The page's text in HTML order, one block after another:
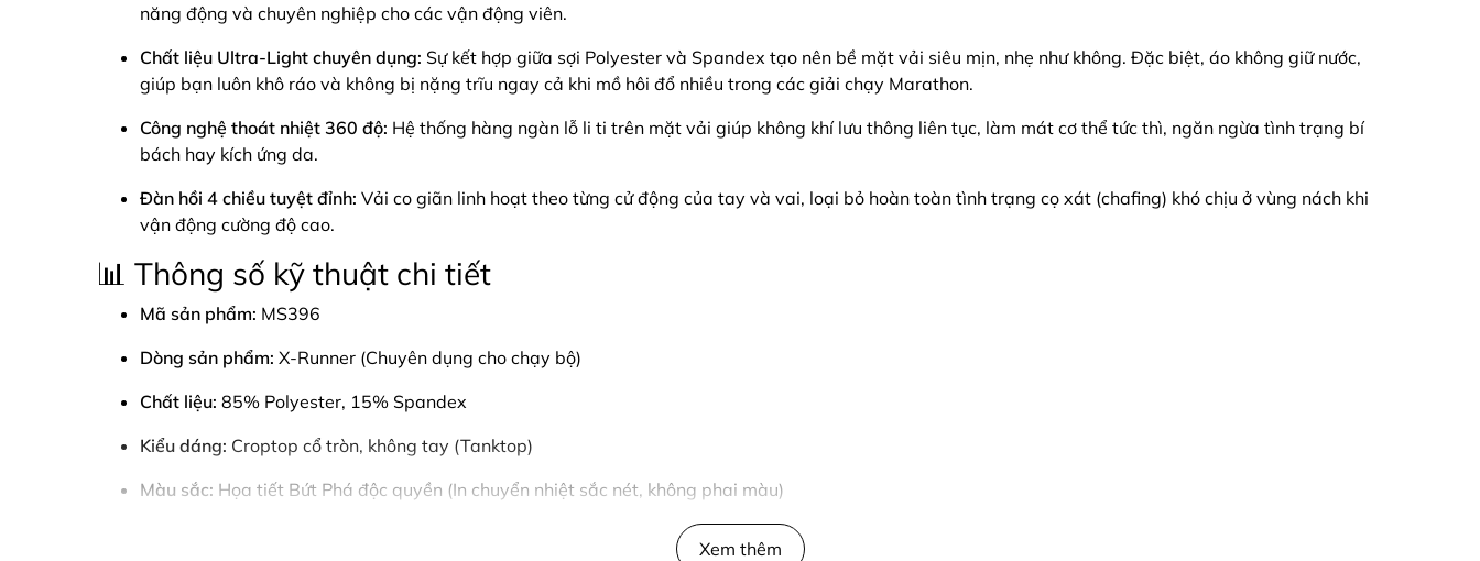
năng động và chuyên nghiệp cho các vận động viên.
Chất liệu Ultra-Light chuyên dụng: Sự kết hợp giữa sợi Polyester và Spandex tạo nên bề mặt vải siêu mịn, nhẹ như không. Đặc biệt, áo không giữ nước,
giúp bạn luôn khô ráo và không bị nặng trĩu ngay cả khi mồ hôi đổ nhiều trong các giải chạy Marathon.
Công nghệ thoát nhiệt 360 độ: Hệ thống hàng ngàn lỗ li ti trên mặt vải giúp không khí lưu thông liên tục, làm mát cơ thể tức thì, ngăn ngừa tình trạng bí
bách hay kích ứng da.
Đàn hồi 4 chiều tuyệt đỉnh: Vải co giãn linh hoạt theo từng cử động của tay và vai, loại bỏ hoàn toàn tình trạng cọ xát (chafing) khó chịu ở vùng nách khi
vận động cường độ cao.
📊 Thông số kỹ thuật chi tiết
Mã sản phẩm: MS396
Dòng sản phẩm: X-Runner (Chuyên dụng cho chạy bộ)
Chất liệu: 85% Polyester, 15% Spandex
Kiểu dáng: Croptop cổ tròn, không tay (Tanktop)
Màu sắc: Họa tiết Bứt Phá độc quyền (In chuyển nhiệt sắc nét, không phai màu)
Xem thêm